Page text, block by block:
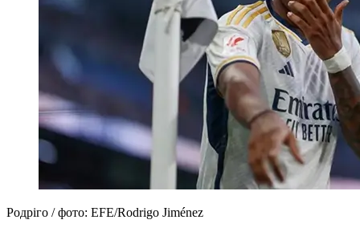
Родріго / фото: EFE/Rodrigo Jiménez